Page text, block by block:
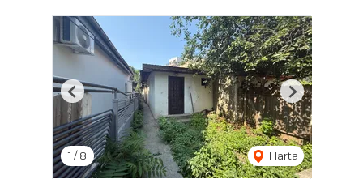
1 /8 Harta
Previous Next